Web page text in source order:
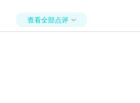
查看全部点评 